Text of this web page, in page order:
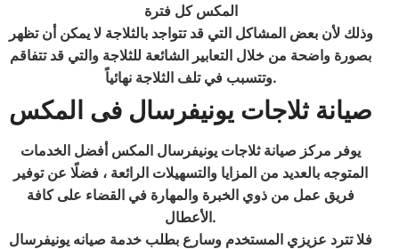
المكس كل فترة
وذلك لأن بعض المشاكل التي قد تتواجد بالثلاجة لا يمكن أن تظهر
بصورة واضحة من خلال التعابير الشائعة للثلاجة والتي قد تتفاقم
وتتسبب في تلف الثلاجة نهائياً.
صيانة ثلاجات يونيفرسال فى المكس
يوفر مركز صيانة ثلاجات يونيفرسال المكس أفضل الخدمات
المتوجه بالعديد من المزايا والتسهيلات الرائعة ، فضلًا عن توفير
فريق عمل من ذوي الخبرة والمهارة في القضاء على كافة
الأعطال.
فلا تترد عزيزي المستخدم وسارع بطلب خدمة صيانه يونيفرسال